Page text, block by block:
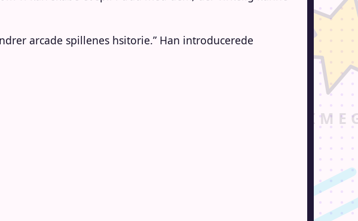
arcade spillenes hsitorie.” Han introducerede